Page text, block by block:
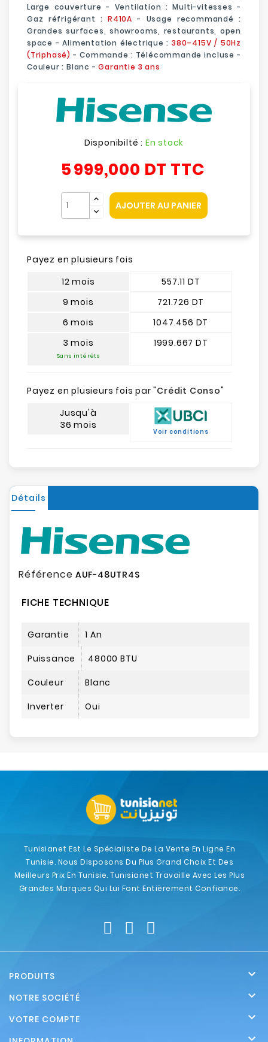
Large couverture - Ventilation : Multi-vitesses -
Gaz réfrigérant :R410A - Usage recommandé :
Grandes surfaces, showrooms, restaurants, open
space - Alimentation électrique :380–415V / 50Hz
(Triphasé) - Commande : Télécommande incluse -
Couleur : Blanc - Garantie 3 ans
Disponibilté : En stock
5 999,000 DT TTC
AJOUTER AU PANIER
Payez en plusieurs fois
12 mois
9 mois
6 mois
3 mois
Sans intérêts
557.11 DT
721.726 DT
1047.456 DT
1999.667 DT
Payez en plusieurs fois par "Crédit Conso"
Jusqu'à
36 mois
Voir conditions
Détails
Référence AUF-48UTR4S
FICHE TECHNIQUE
Garantie
1 An
Puissance
48000 BTU
Couleur
Blanc
Inverter
Oui
Tunisianet Est Le Spécialiste De La Vente En Ligne En
Tunisie. Nous Disposons Du Plus Grand Choix Et Des
Meilleurs Prix En Tunisie. Tunisianet Travaille Avec Les Plus
Grandes Marques Qui Lui Font Entièrement Confiance.
PRODUITS 
NOTRE SOCIÉTÉ 
VOTRE COMPTE 
